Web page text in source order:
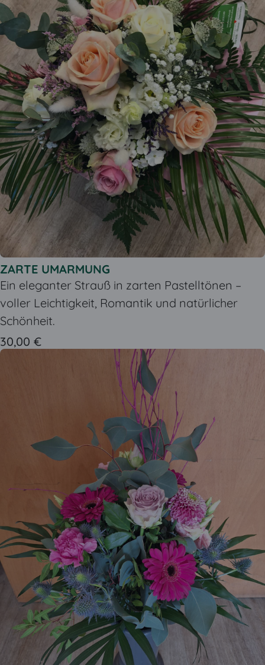
ZARTE UMARMUNG
Ein eleganter Strauß in zarten Pastelltönen –
voller Leichtigkeit, Romantik und natürlicher
Schönheit.
30,00 €